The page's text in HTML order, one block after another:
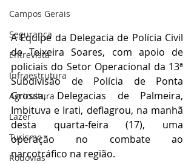
Campos Gerais
Segurança
Entrevista
Infraestrutura
Agricultura
Lazer
Turismo
Rodovias
A Equipe da Delegacia de Polícia Civil
de Teixeira Soares, com apoio de
policiais do Setor Operacional da 13ª
Subdivisão de Polícia de Ponta
Grossa, Delegacias de Palmeira,
Imbituva e Irati, deflagrou, na manhã
desta quarta-feira (17), uma
operação no combate ao
narcotráfico na região.